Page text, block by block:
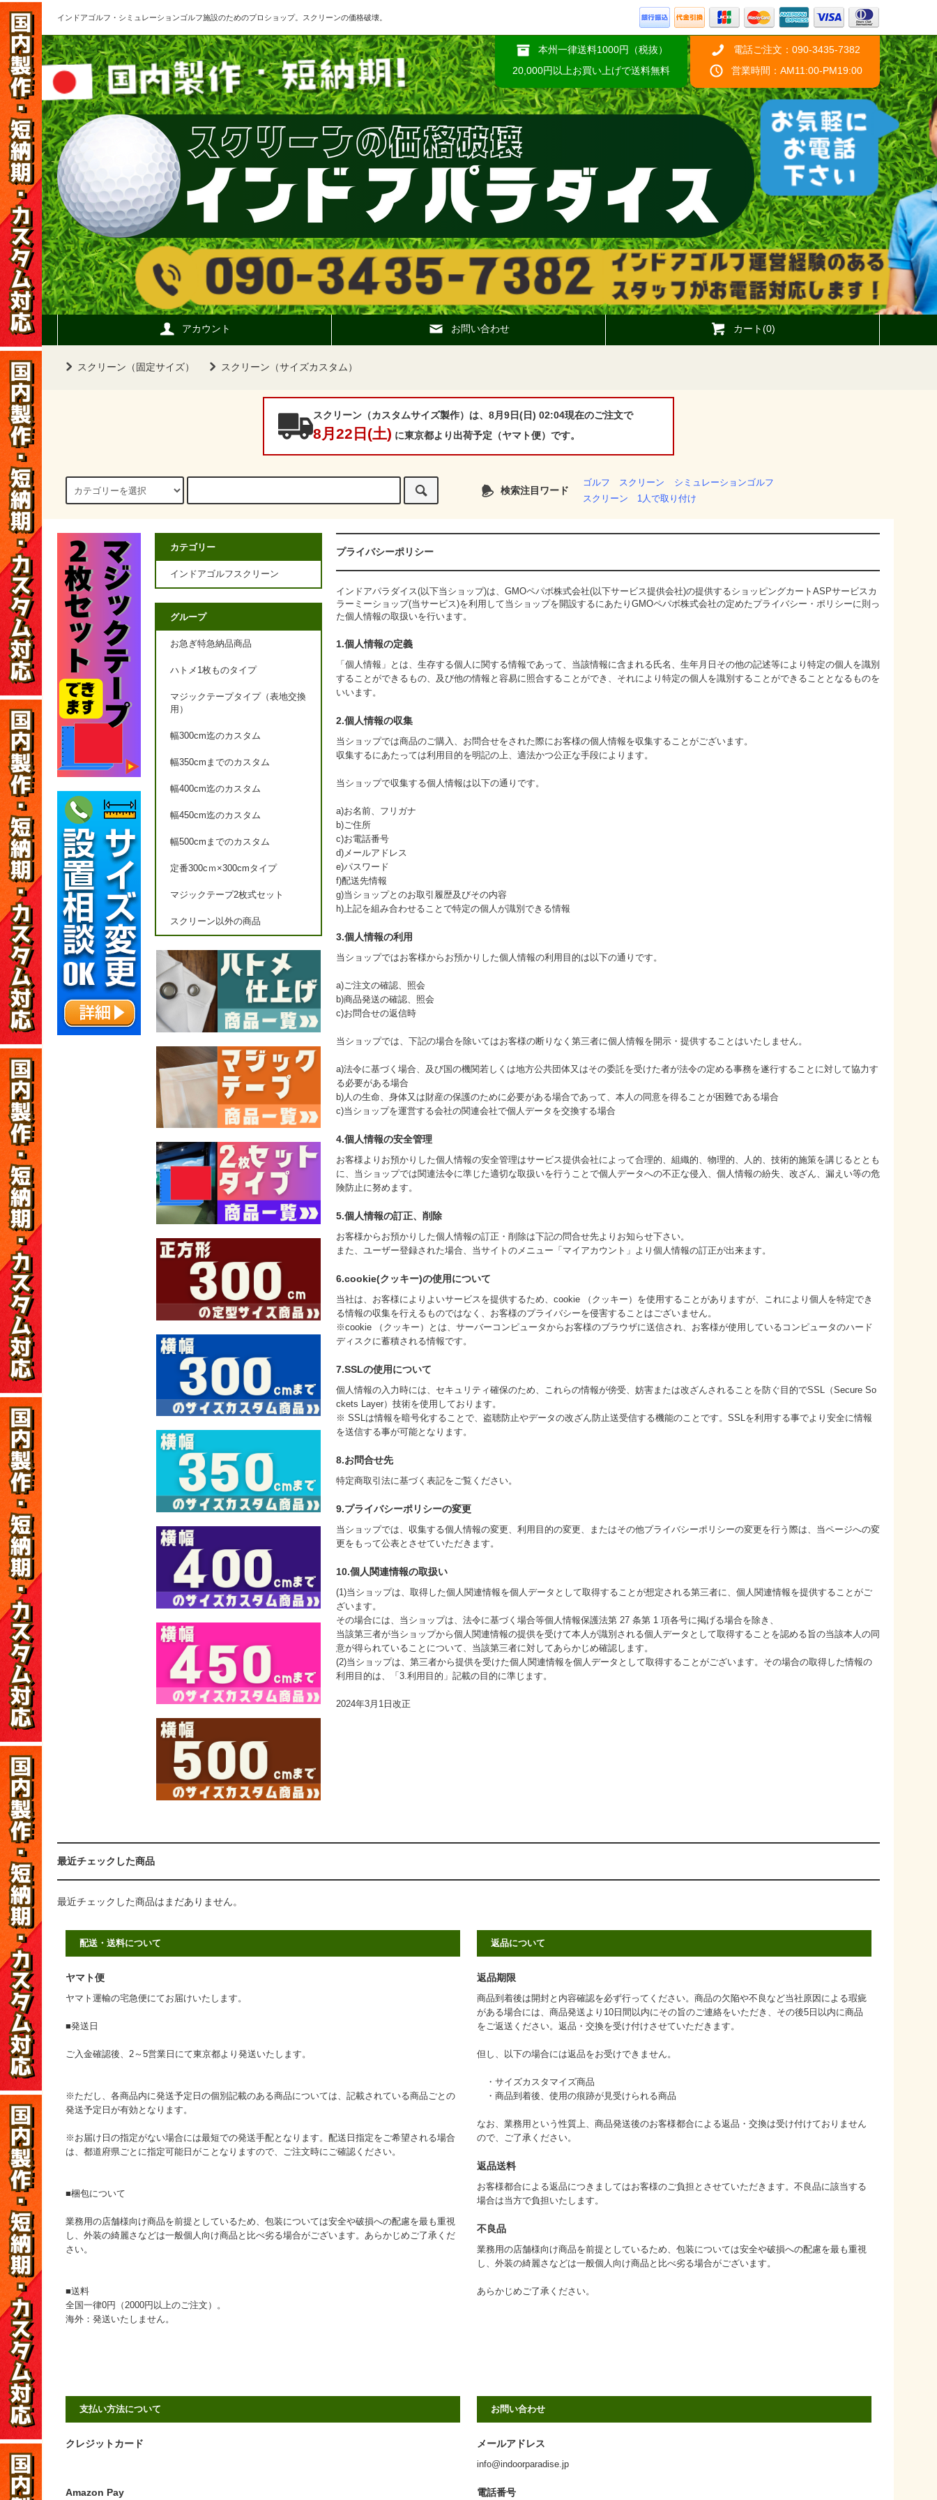
インドアゴルフ・シミュレーションゴルフ施設のためのプロショップ。スクリーンの価格破壊。
本州一律送料1000円（税抜）
20,000円以上お買い上げで送料無料
電話ご注文：090-3435-7382
営業時間：AM11:00-PM19:00
アカウント お問い合わせ カート(0)
スクリーン（固定サイズ） スクリーン（サイズカスタム）
スクリーン（カスタムサイズ製作）は、8月9日(日) 02:04現在のご注文で
8月22日(土) に東京都より出荷予定（ヤマト便）です。
検索注目ワード
ゴルフ スクリーン
シミュレーションゴルフ
スクリーン 1人で取り付け
プライバシーポリシー
インドアパラダイス(以下当ショップ)は、 GMOペパボ株式会社(以下サービス提供会社)の提供するショッピングカートASPサービスカ
ラーミーショップ(当サービス)を利用して当ショップを開設するにあたりGMOペパボ株式会社の定めたプライバシー・ポリシーに則っ
た個人情報の取扱いを行います。
1.個人情報の定義
「個人情報」とは、生存する個人に関する情報であって、当該情報に含まれる氏名、生年月日その他の記述等により特定の個人を識別
することができるもの、及び他の情報と容易に照合することができ、それにより特定の個人を識別することができることとなるものを
いいます。
2.個人情報の収集
当ショップでは商品のご購入、お問合せをされた際にお客様の個人情報を収集することがございます。
収集するにあたっては利用目的を明記の上、適法かつ公正な手段によります。
当ショップで収集する個人情報は以下の通りです。
a)お名前、フリガナ
b)ご住所
c)お電話番号
d)メールアドレス
e)パスワード
f)配送先情報
g)当ショップとのお取引履歴及びその内容
h)上記を組み合わせることで特定の個人が識別できる情報
3.個人情報の利用
当ショップではお客様からお預かりした個人情報の利用目的は以下の通りです。
a)ご注文の確認、照会
b)商品発送の確認、照会
c)お問合せの返信時
当ショップでは、下記の場合を除いてはお客様の断りなく第三者に個人情報を開示・提供することはいたしません。
a)法令に基づく場合、及び国の機関若しくは地方公共団体又はその委託を受けた者が法令の定める事務を遂行することに対して協力す
る必要がある場合
b)人の生命、身体又は財産の保護のために必要がある場合であって、本人の同意を得ることが困難である場合
c)当ショップを運営する会社の関連会社で個人データを交換する場合
4.個人情報の安全管理
お客様よりお預かりした個人情報の安全管理はサービス提供会社によって合理的、組織的、物理的、人的、技術的施策を講じるととも
に、当ショップでは関連法令に準じた適切な取扱いを行うことで個人データへの不正な侵入、個人情報の紛失、改ざん、漏えい等の危
険防止に努めます。
5.個人情報の訂正、削除
お客様からお預かりした個人情報の訂正・削除は下記の問合せ先よりお知らせ下さい。
また、ユーザー登録された場合、当サイトのメニュー「マイアカウント」より個人情報の訂正が出来ます。
6.cookie(クッキー)の使用について
当社は、お客様によりよいサービスを提供するため、cookie （クッキー）を使用することがありますが、これにより個人を特定でき
る情報の収集を行えるものではなく、お客様のプライバシーを侵害することはございません。
※cookie （クッキー）とは、サーバーコンピュータからお客様のブラウザに送信され、お客様が使用しているコンピュータのハード
ディスクに蓄積される情報です。
7.SSLの使用について
個人情報の入力時には、セキュリティ確保のため、これらの情報が傍受、妨害または改ざんされることを防ぐ目的でSSL（Secure So
ckets Layer）技術を使用しております。
※ SSLは情報を暗号化することで、盗聴防止やデータの改ざん防止送受信する機能のことです。SSLを利用する事でより安全に情報
を送信する事が可能となります。
8.お問合せ先
特定商取引法に基づく表記をご覧ください。
9.プライバシーポリシーの変更
当ショップでは、収集する個人情報の変更、利用目的の変更、またはその他プライバシーポリシーの変更を行う際は、当ページへの変
更をもって公表とさせていただきます。
10.個人関連情報の取扱い
(1)当ショップは、取得した個人関連情報を個人データとして取得することが想定される第三者に、個人関連情報を提供することがご
ざいます。
その場合には、当ショップは、法令に基づく場合等個人情報保護法第 27 条第 1 項各号に掲げる場合を除き、
当該第三者が当ショップから個人関連情報の提供を受けて本人が識別される個人データとして取得することを認める旨の当該本人の同
意が得られていることについて、当該第三者に対してあらかじめ確認します。
(2)当ショップは、第三者から提供を受けた個人関連情報を個人データとして取得することがございます。その場合の取得した情報の
利用目的は、「3.利用目的」記載の目的に準じます。
2024年3月1日改正
カテゴリー
インドアゴルフスクリーン
グループ
お急ぎ特急納品商品
ハトメ1枚ものタイプ
マジックテープタイプ（表地交換
用）
幅300cm迄のカスタム
幅350cmまでのカスタム
幅400cm迄のカスタム
幅450cm迄のカスタム
幅500cmまでのカスタム
定番300cｍ×300cmタイプ
マジックテープ2枚式セット
スクリーン以外の商品
最近チェックした商品
最近チェックした商品はまだありません。
配送・送料について
ヤマト便
ヤマト運輸の宅急便にてお届けいたします。
■発送日
ご入金確認後、2～5営業日にて東京都より発送いたします。
※ただし、各商品内に発送予定日の個別記載のある商品については、記載されている商品ごとの
発送予定日が有効となります。
※お届け日の指定がない場合には最短での発送手配となります。配送日指定をご希望される場合
は、都道府県ごとに指定可能日がことなりますので、ご注文時にご確認ください。
■梱包について
業務用の店舗様向け商品を前提としているため、包装については安全や破損への配慮を最も重視
し、外装の綺麗さなどは一般個人向け商品と比べ劣る場合がございます。あらかじめご了承くだ
さい。
■送料
全国一律0円（2000円以上のご注文）。
海外：発送いたしません。
返品について
返品期限
商品到着後は開封と内容確認を必ず行ってください。商品の欠陥や不良など当社原因による瑕疵
がある場合には、商品発送より10日間以内にその旨のご連絡をいただき、その後5日以内に商品
をご返送ください。返品・交換を受け付けさせていただきます。
但し、以下の場合には返品をお受けできません。
・サイズカスタマイズ商品
・商品到着後、使用の痕跡が見受けられる商品
なお、業務用という性質上、商品発送後のお客様都合による返品・交換は受け付けておりません
ので、ご了承ください。
返品送料
お客様都合による返品につきましてはお客様のご負担とさせていただきます。不良品に該当する
場合は当方で負担いたします。
不良品
業務用の店舗様向け商品を前提としているため、包装については安全や破損への配慮を最も重視
し、外装の綺麗さなどは一般個人向け商品と比べ劣る場合がございます。
あらかじめご了承ください。
支払い方法について
クレジットカード
Amazon Pay
お問い合わせ
メールアドレス
info@indoorparadise.jp
電話番号